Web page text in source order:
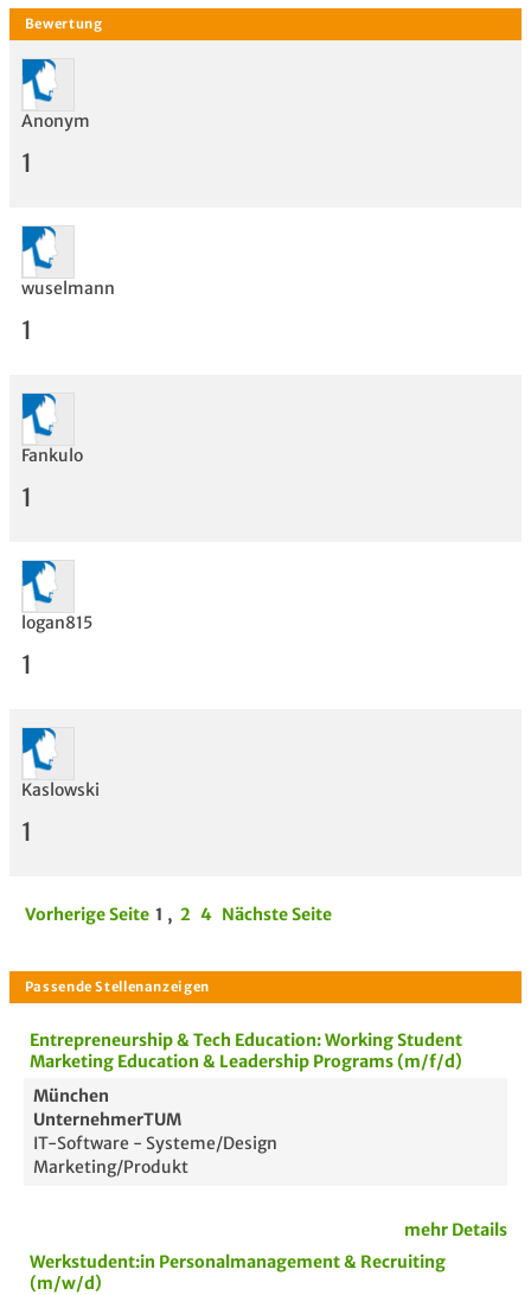
Anonym
1
wuselmann
1
Fankulo
1
logan815
1
Kaslowski
1
Vorherige Seite 1 , 2 4 Nächste Seite
Entrepreneurship & Tech Education: Working Student
Marketing Education & Leadership Programs (m/f/d)
München
UnternehmerTUM
IT-Software - Systeme/Design
Marketing/Produkt
mehr Details
Werkstudent:in Personalmanagement & Recruiting
(m/w/d)